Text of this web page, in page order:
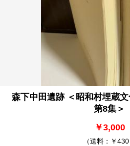
森下中田遺跡 ＜昭和村埋蔵
第8集＞
￥3,000
（送料：￥430